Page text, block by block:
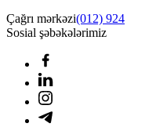
Çağrı mərkəzi(012) 924
Sosial şəbəkələrimiz